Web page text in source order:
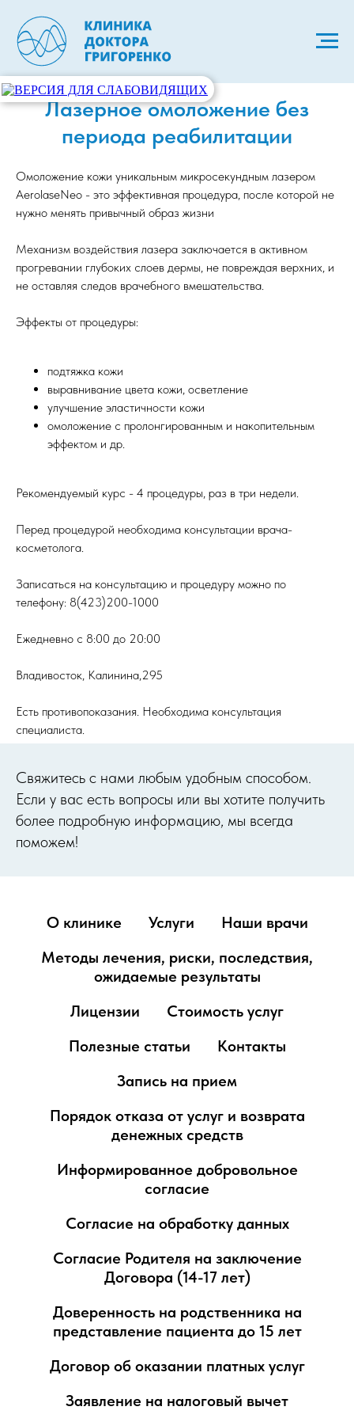
Лазерное омоложение без
периода реабилитации
Омоложение кожи уникальным микросекундным лазером
AerolaseNeo - это эффективная процедура, после которой не
нужно менять привычный образ жизни
Механизм воздействия лазера заключается в активном
прогревании глубоких слоев дермы, не повреждая верхних, и
не оставляя следов врачебного вмешательства.
Эффекты от процедуры:
подтяжка кожи
выравнивание цвета кожи, осветление
улучшение эластичности кожи
омоложение с пролонгированным и накопительным
эффектом и др.
Рекомендуемый курс - 4 процедуры, раз в три недели.
Перед процедурой необходима консультации врача-
косметолога.
Записаться на консультацию и процедуру можно по
телефону: 8(423)200-1000
Ежедневно с 8:00 до 20:00
Владивосток, Калинина,295
Есть противопоказания. Необходима консультация
специалиста.
Cвяжитесь с нами любым удобным способом.
Если у вас есть вопросы или вы хотите получить
более подробную информацию, мы всегда
поможем!
О клинике Услуги
Наши врачи
Методы лечения, риски, последствия,
ожидаемые результаты
Лицензии
Стоимость услуг
Полезные статьи
Контакты
Запись на прием
Порядок отказа от услуг и возврата
денежных средств
Информированное добровольное
согласие
Согласие на обработку данных
Согласие Родителя на заключение
Договора (14-17 лет)
Доверенность на родственника на
представление пациента до 15 лет
Договор об оказании платных услуг
Заявление на налоговый вычет